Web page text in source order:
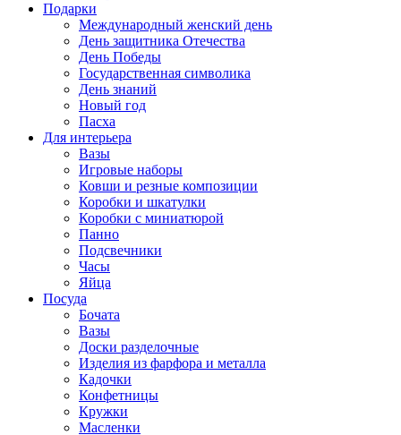
Подарки
Международный женский день
День защитника Отечества
День Победы
Государственная символика
День знаний
Новый год
Пасха
Для интерьера
Вазы
Игровые наборы
Ковши и резные композиции
Коробки и шкатулки
Коробки с миниатюрой
Панно
Подсвечники
Часы
Яйца
Посуда
Бочата
Вазы
Доски разделочные
Изделия из фарфора и металла
Кадочки
Конфетницы
Кружки
Масленки